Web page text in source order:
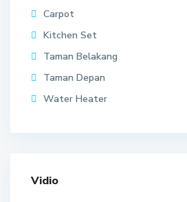
Carpot
Kitchen Set
Taman Belakang
Taman Depan
Water Heater
Vidio